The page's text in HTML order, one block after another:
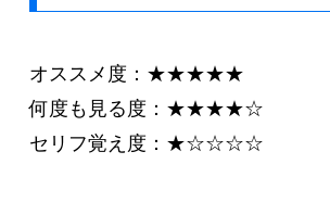
オススメ度：★★★★★
何度も見る度：★★★★☆
セリフ覚え度：★☆☆☆☆